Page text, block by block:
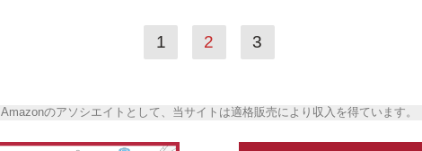
1 2 3
Amazonのアソシエイトとして、当サイトは適格販売により収入を得ています。